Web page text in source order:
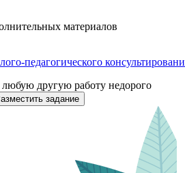
материалов
педагогического
другую работу недорого
задание